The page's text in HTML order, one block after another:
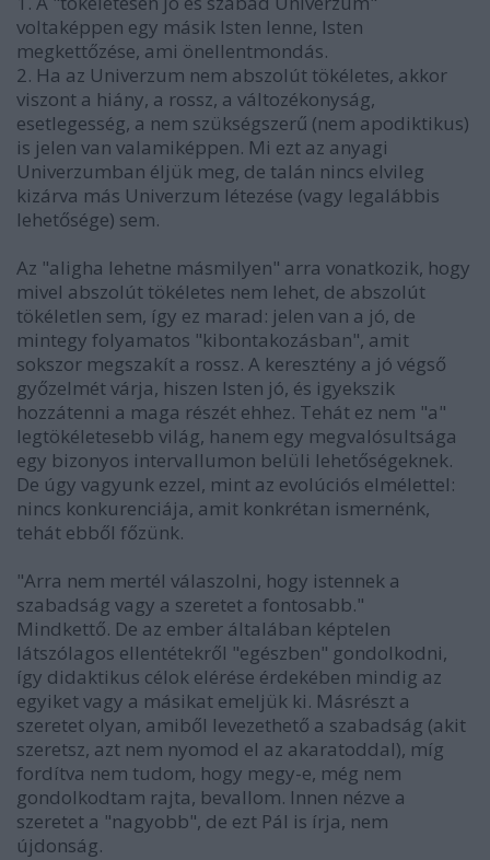
voltaképpen egy másik Isten lenne, Isten
megkettőzése, ami önellentmondás.
2. Ha az Univerzum nem abszolút tökéletes, akkor
viszont a hiány, a rossz, a változékonyság,
esetlegesség, a nem szükségszerű (nem apodiktikus)
is jelen van valamiképpen. Mi ezt az anyagi
Univerzumban éljük meg, de talán nincs elvileg
kizárva más Univerzum létezése (vagy legalábbis
lehetősége) sem.
Az "aligha lehetne másmilyen" arra vonatkozik, hogy
mivel abszolút tökéletes nem lehet, de abszolút
tökéletlen sem, így ez marad: jelen van a jó, de
mintegy folyamatos "kibontakozásban", amit
sokszor megszakít a rossz. A keresztény a jó végső
győzelmét várja, hiszen Isten jó, és igyekszik
hozzátenni a maga részét ehhez. Tehát ez nem "a"
legtökéletesebb világ, hanem egy megvalósultsága
egy bizonyos intervallumon belüli lehetőségeknek.
De úgy vagyunk ezzel, mint az evolúciós elmélettel:
nincs konkurenciája, amit konkrétan ismernénk,
tehát ebből főzünk.
"Arra nem mertél válaszolni, hogy istennek a
szabadság vagy a szeretet a fontosabb."
Mindkettő. De az ember általában képtelen
látszólagos ellentétekről "egészben" gondolkodni,
így didaktikus célok elérése érdekében mindig az
egyiket vagy a másikat emeljük ki. Másrészt a
szeretet olyan, amiből levezethető a szabadság (akit
szeretsz, azt nem nyomod el az akaratoddal), míg
fordítva nem tudom, hogy megy-e, még nem
gondolkodtam rajta, bevallom. Innen nézve a
szeretet a "nagyobb", de ezt Pál is írja, nem
újdonság.